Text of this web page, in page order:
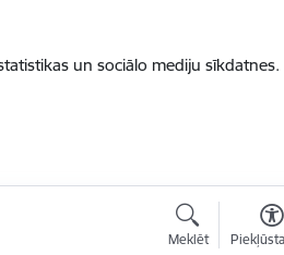
un sociālo mediju sīkdatnes.
Meklēt